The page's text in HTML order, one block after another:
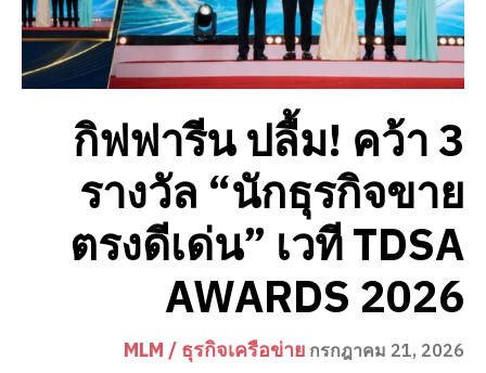
กิฟฟารีน ปลื้ม! คว้า 3
รางวัล “นักธุรกิจขาย
ตรงดีเด่น” เวที TDSA
AWARDS 2026
MLM / ธุรกิจเครือข่าย กรกฎาคม 21, 2026